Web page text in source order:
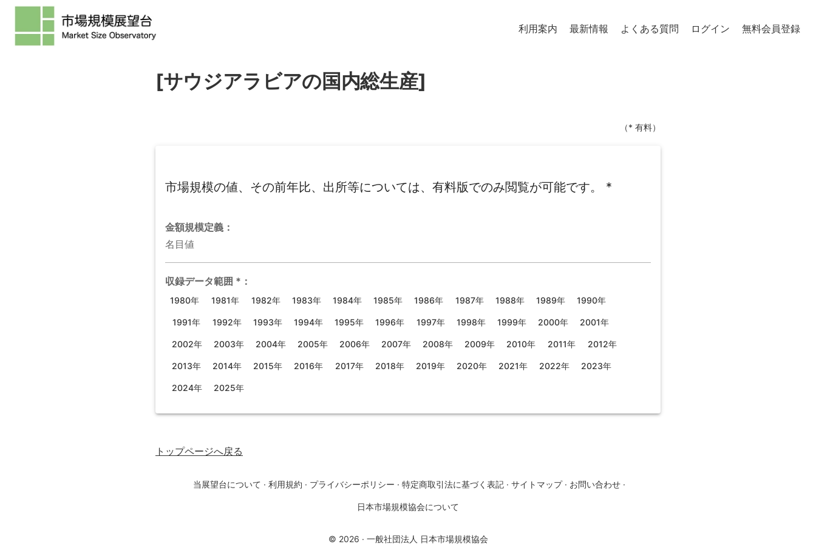
利用案内 最新情報 よくある質問 ログイン 無料会員登録
[サウジアラビアの国内総生産]
（* 有料）
市場規模の値、その前年比、出所等については、有料版でのみ閲覧が可能です。 *
金額規模定義：
名目値
収録データ範囲 * ：
1980年 1981年 1982年 1983年 1984年 1985年 1986年 1987年 1988年 1989年 1990年
1991年 1992年 1993年 1994年 1995年 1996年 1997年 1998年 1999年 2000年 2001年
2002年 2003年 2004年 2005年 2006年 2007年 2008年 2009年 2010年 2011年 2012年
2013年 2014年 2015年 2016年 2017年 2018年 2019年 2020年 2021年 2022年 2023年
2024年 2025年
トップページへ戻る
当展望台について · 利用規約 · プライバシーポリシー · 特定商取引法に基づく表記 · サイトマップ · お問い合わせ ·
日本市場規模協会について
© 2026 · 一般社団法人 日本市場規模協会